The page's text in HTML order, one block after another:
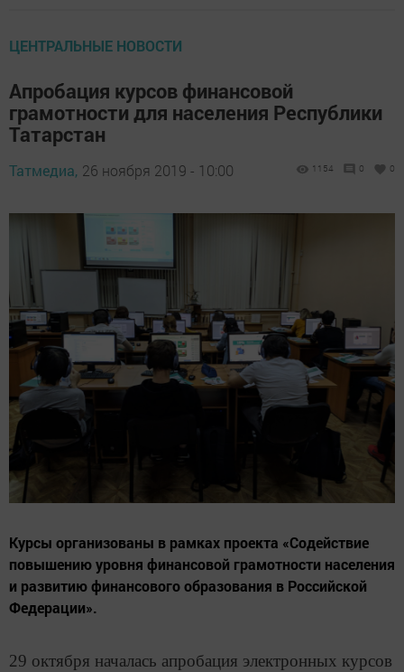
ЦЕНТРАЛЬНЫЕ НОВОСТИ
Апробация курсов финансовой
грамотности для населения Республики
Татарстан
Татмедиа, 26 ноября 2019 - 10:00 1154 0 0
Курсы организованы в рамках проекта «Содействие
повышению уровня финансовой грамотности населения
и развитию финансового образования в Российской
Федерации».
29 октября началась апробация электронных курсов